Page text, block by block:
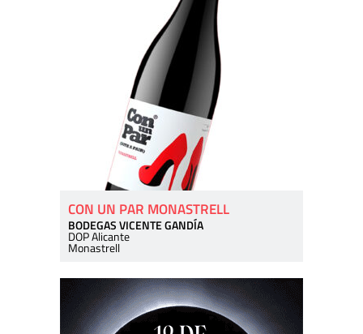
CON UN PAR MONASTRELL
BODEGAS VICENTE GANDÍA
DOP Alicante
Monastrell